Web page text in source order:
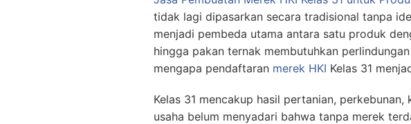
tidak lagi dipasarkan secara tradisional tanpa
menjadi pembeda utama antara satu produk
hingga pakan ternak membutuhkan
mengapa pendaftaran merek HKI Kelas 31
Kelas 31 mencakup hasil pertanian,
usaha belum menyadari bahwa tanpa merek